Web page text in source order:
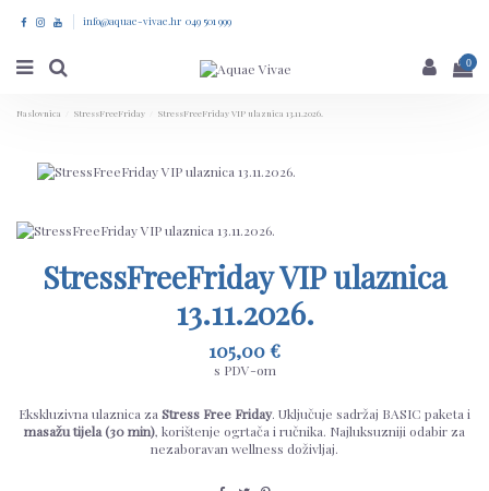
info@aquae-vivae.hr 049 501 999
0
Naslovnica StressFreeFriday StressFreeFriday VIP ulaznica 13.11.2026.
StressFreeFriday VIP ulaznica
13.11.2026.
105,00 €
s PDV-om
Ekskluzivna ulaznica za Stress Free Friday. Uključuje sadržaj BASIC paketa i
masažu tijela (30 min), korištenje ogrtača i ručnika. Najluksuzniji odabir za
nezaboravan wellness doživljaj.